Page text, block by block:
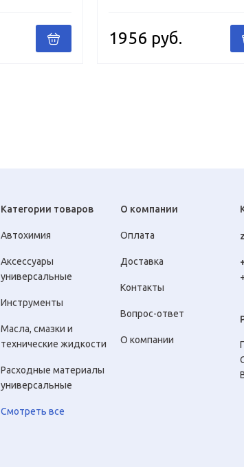
1956 руб.
Категории товаров
Автохимия
Аксессуары
универсальные
Инструменты
Масла, смазки и
технические жидкости
Расходные материалы
универсальные
Смотреть все
О компании
Оплата
Доставка
Контакты
Вопрос-ответ
О компании